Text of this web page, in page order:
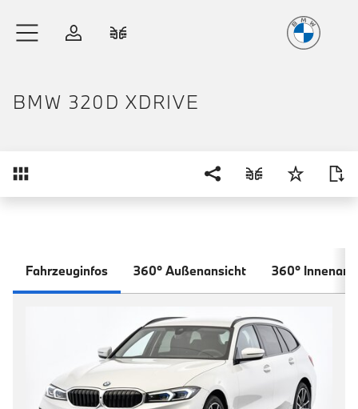
Anmelden
BMW 320D XDRIVE
Fahrzeuginfos 360° Außenansicht 360°